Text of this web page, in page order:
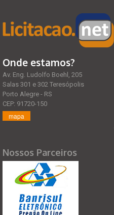
Onde estamos?
Av. Eng. Ludolfo Boehl, 205
Salas 301 e 302 Teresópolis
Porto Alegre - RS
CEP: 91720-150
mapa
Nossos Parceiros